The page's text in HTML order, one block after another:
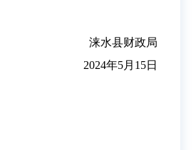
涞水县财政局
2024年5月15日